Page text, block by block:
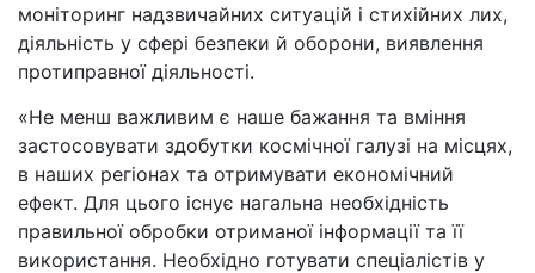
моніторинг надзвичайних ситуацій і стихійних лих,
діяльність у сфері безпеки й оборони, виявлення
протиправної діяльності.
«Не менш важливим є наше бажання та вміння
застосовувати здобутки космічної галузі на місцях,
в наших регіонах та отримувати економічний
ефект. Для цього існує нагальна необхідність
правильної обробки отриманої інформації та її
використання. Необхідно готувати спеціалістів у